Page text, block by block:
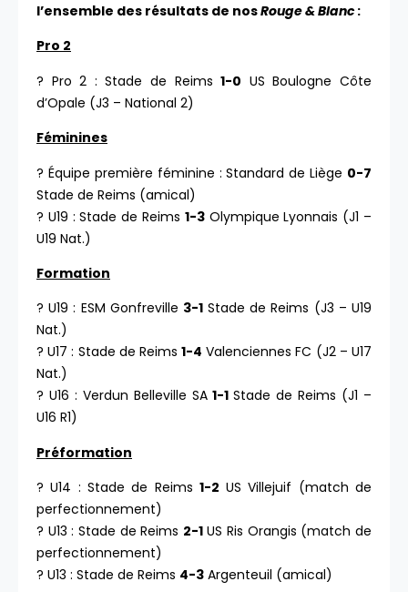
l’ensemble des résultats de nosRouge & Blanc:
Pro 2
? Pro 2 : Stade de Reims1-0 US Boulogne Côte
d’Opale (J3 – National 2)
Féminines
? Équipe première féminine : Standard de Liège 0-7
Stade de Reims (amical)
? U19 : Stade de Reims 1-3Olympique Lyonnais (J1 –
U19 Nat.)
Formation
? U19 : ESM Gonfreville 3-1Stade de Reims (J3 – U19
Nat.)
? U17 : Stade de Reims1-4 Valenciennes FC (J2 – U17
Nat.)
? U16 : Verdun Belleville SA1-1Stade de Reims (J1 –
U16 R1)
Préformation
? U14 : Stade de Reims 1-2 US Villejuif (match de
perfectionnement)
? U13 : Stade de Reims 2-1US Ris Orangis (match de
perfectionnement)
? U13 : Stade de Reims 4-3 Argenteuil (amical)